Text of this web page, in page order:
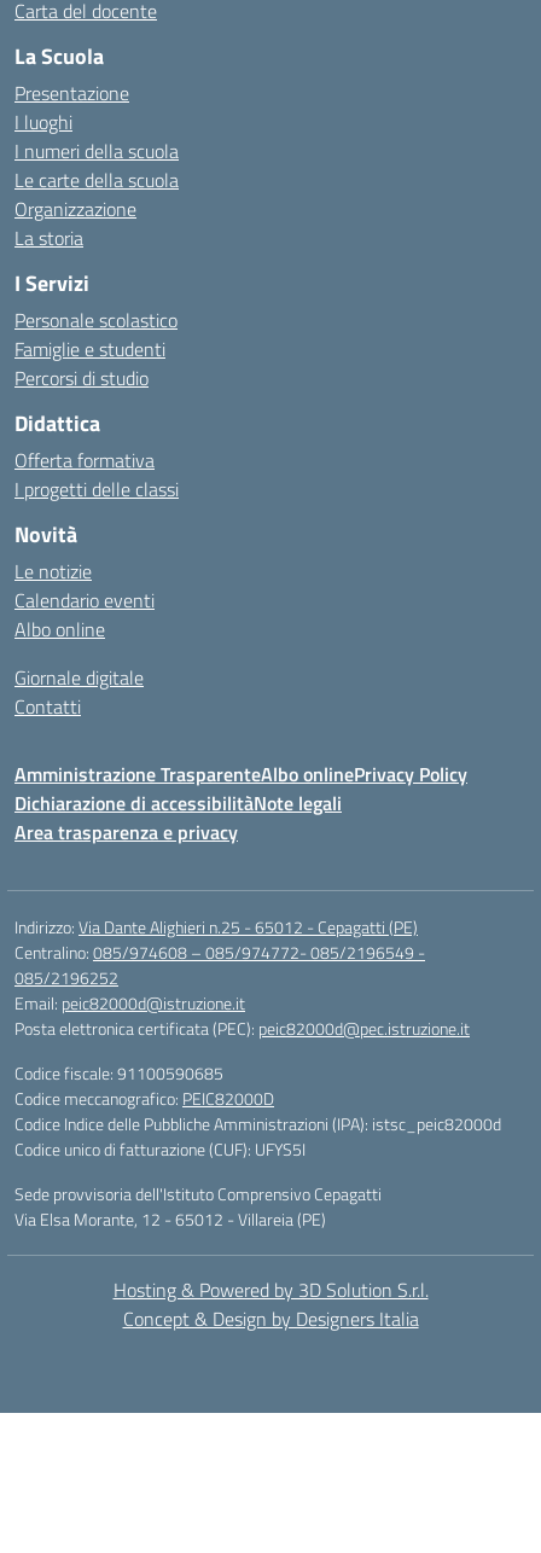
Carta del docente
La Scuola
Presentazione
I luoghi
I numeri della scuola
Le carte della scuola
Organizzazione
La storia
I Servizi
Personale scolastico
Famiglie e studenti
Percorsi di studio
Didattica
Offerta formativa
I progetti delle classi
Novità
Le notizie
Calendario eventi
Albo online
Giornale digitale
Contatti
Amministrazione TrasparenteAlbo onlinePrivacy Policy
Dichiarazione di accessibilitàNote legali
Area trasparenza e privacy
Indirizzo:Via Dante Alighieri n.25 - 65012 - Cepagatti (PE)
Centralino:085/974608 – 085/974772- 085/2196549 -
085/2196252
Email: peic82000d@istruzione.it
Posta elettronica certificata (PEC): peic82000d@pec.istruzione.it
Codice fiscale: 91100590685
Codice meccanografico: PEIC82000D
Codice Indice delle Pubbliche Amministrazioni (IPA): istsc_peic82000d
Codice unico di fatturazione (CUF): UFYS5I
Sede provvisoria dell'Istituto Comprensivo Cepagatti
Via Elsa Morante, 12 - 65012 - Villareia (PE)
Hosting & Powered by 3D Solution S.r.l.
Concept & Design by Designers Italia